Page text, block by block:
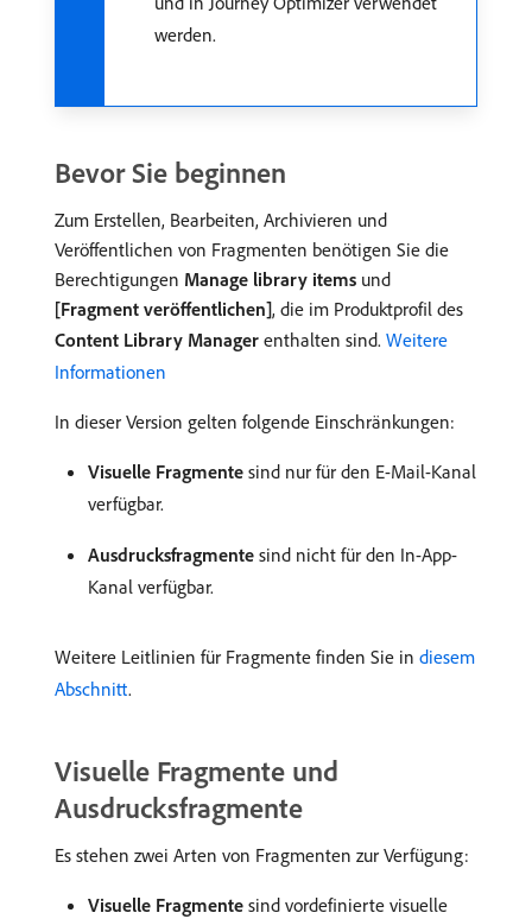
werden.
Bevor Sie beginnen
Zum Erstellen, Bearbeiten, Archivieren und
Veröffentlichen von Fragmenten benötigen Sie die
Berechtigungen Manage library items und
[Fragment veröffentlichen], die im Produktprofil des
Content Library Manager enthalten sind. Weitere
Informationen
In dieser Version gelten folgende Einschränkungen:
Visuelle Fragmente sind nur für den E-Mail-Kanal
verfügbar.
Ausdrucksfragmente sind nicht für den In-App-
Kanal verfügbar.
Weitere Leitlinien für Fragmente finden Sie in diesem
Abschnitt.
Visuelle Fragmente und
Ausdrucksfragmente
Es stehen zwei Arten von Fragmenten zur Verfügung:
Visuelle Fragmente sind vordefinierte visuelle